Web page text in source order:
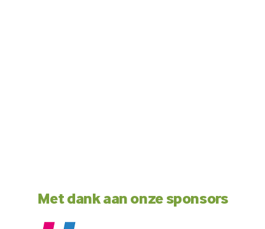
Met dank aan onze sponsors